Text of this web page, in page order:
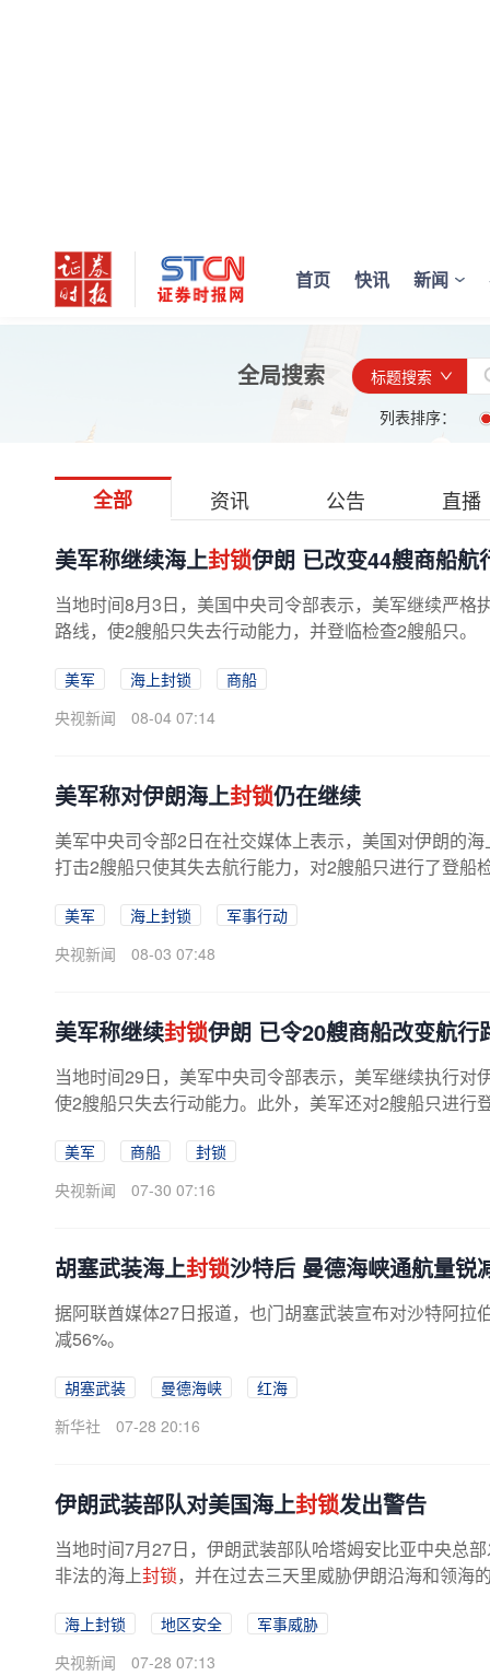
首页 快讯 新闻
全局搜索
标题搜索
列表排序：
全部 资讯 公告 直播
美军称继续海上封锁伊朗 已改变44艘商船航
当地时间8月3日，美国中央司令部表示，美军继续严格
路线，使2艘船只失去行动能力，并登临检查2艘船只。
美军 海上封锁
商船
央视新闻
08-04 07:14
美军称对伊朗海上封锁仍在继续
美军中央司令部2日在社交媒体上表示，美国对伊朗的海
打击2艘船只使其失去航行能力，对2艘船只进行了登船
美军 海上封锁
军事行动
央视新闻
08-03 07:48
美军称继续封锁伊朗 已令20艘商船改变航行
当地时间29日，美军中央司令部表示，美军继续执行对
使2艘船只失去行动能力。此外，美军还对2艘船只进行
美军 商船
封锁
央视新闻
07-30 07:16
胡塞武装海上封锁沙特后 曼德海峡通航量锐
据阿联酋媒体27日报道，也门胡塞武装宣布对沙特阿拉
减56%。
胡塞武装 曼德海峡
红海
新华社
07-28 20:16
伊朗武装部队对美国海上封锁发出警告
当地时间7月27日，伊朗武装部队哈塔姆安比亚中央总
非法的海上封锁，并在过去三天里威胁伊朗沿海和领海
海上封锁 地区安全
军事威胁
央视新闻
07-28 07:13